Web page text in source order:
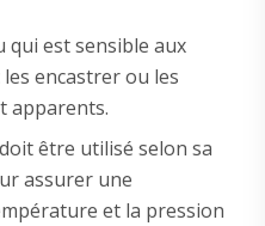
qui est sensible aux
encastrer ou les
apparents.
être utilisé selon sa
assurer une
et la pression